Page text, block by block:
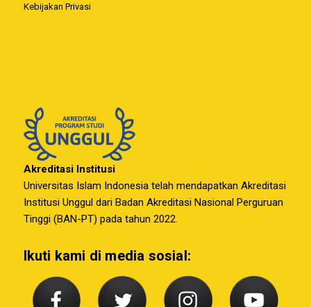
Kebijakan Privasi
Akreditasi Institusi
Universitas Islam Indonesia telah mendapatkan Akreditasi
Institusi Unggul dari Badan Akreditasi Nasional Perguruan
Tinggi (BAN-PT) pada tahun 2022.
Ikuti kami di media sosial: